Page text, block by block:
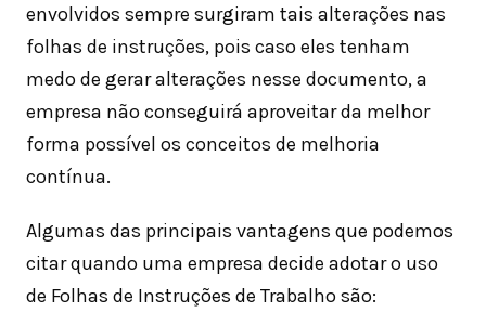
envolvidos sempre surgiram tais alterações nas
folhas de instruções, pois caso eles tenham
medo de gerar alterações nesse documento, a
empresa não conseguirá aproveitar da melhor
forma possível os conceitos de melhoria
contínua.
Algumas das principais vantagens que podemos
citar quando uma empresa decide adotar o uso
de Folhas de Instruções de Trabalho são: